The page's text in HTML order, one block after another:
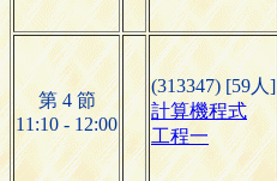
第 4 節
11:10 - 12:00
(313347) [59人]
計算機程式
工程一